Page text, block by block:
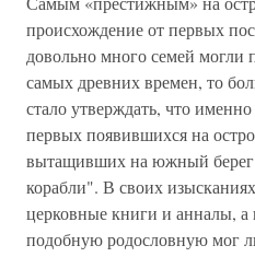
происхождение от первых
довольно много семей могли
самых древних времен, то
стало утверждать, что
первых появившихся на
вытащивших на южный
корабли". В своих
церковные книги и анналы, а
подобную родословную мог